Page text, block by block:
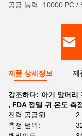
공급 능력: 10000 PC /
제품 상세정보 제
강조하다: 아기 앞머리
, FDA 정밀 귀 온도 측
전력 공급원:
2
측정 범위: